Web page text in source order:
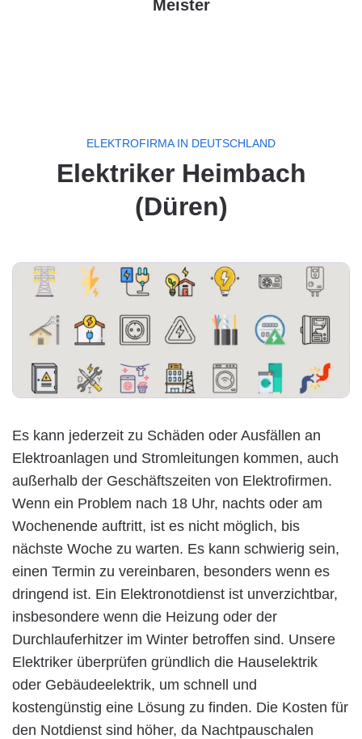
Meister
ELEKTROFIRMA IN DEUTSCHLAND
Elektriker Heimbach
(Düren)
Es kann jederzeit zu Schäden oder Ausfällen an
Elektroanlagen und Stromleitungen kommen, auch
außerhalb der Geschäftszeiten von Elektrofirmen.
Wenn ein Problem nach 18 Uhr, nachts oder am
Wochenende auftritt, ist es nicht möglich, bis
nächste Woche zu warten. Es kann schwierig sein,
einen Termin zu vereinbaren, besonders wenn es
dringend ist. Ein Elektronotdienst ist unverzichtbar,
insbesondere wenn die Heizung oder der
Durchlauferhitzer im Winter betroffen sind. Unsere
Elektriker überprüfen gründlich die Hauselektrik
oder Gebäudeelektrik, um schnell und
kostengünstig eine Lösung zu finden. Die Kosten für
den Notdienst sind höher, da Nachtpauschalen